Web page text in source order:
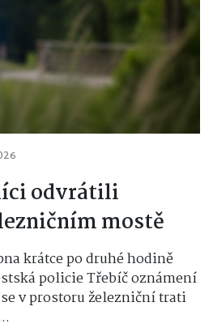
odvrátili
mostě
krátce po druhé hodině
policie Třebíč oznámení
v prostoru železniční trati